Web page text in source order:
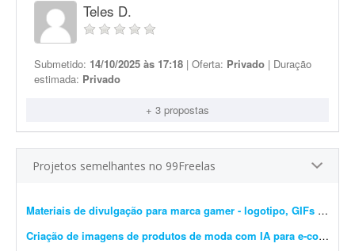
Teles D.
Submetido: 14/10/2025 às 17:18 | Oferta: Privado | Duração
estimada: Privado
+ 3 propostas
Projetos semelhantes no 99Freelas
Materiais de divulgação para marca gamer - logotipo, GIFs e banners
Criação de imagens de produtos de moda com IA para e-commerce